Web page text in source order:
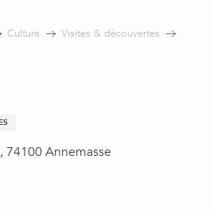
Culture
Visites & découvertes
Annemasse